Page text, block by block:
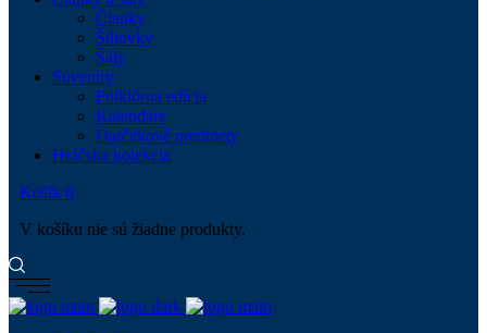
Čiapky
Šiltovky
Šály
Suveníry
Folklórna edícia
Kalendáre
Darčekové predmety
Hráčska kolekcia
Košík 0
V košíku nie sú žiadne produkty.